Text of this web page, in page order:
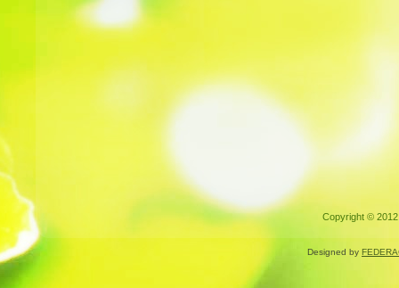
Copyright ©
Designed by